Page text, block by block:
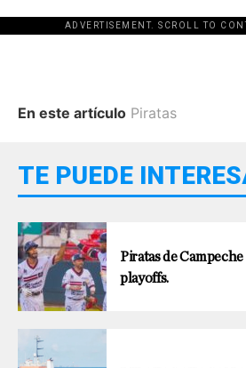
ADVERTISEMENT. SCROLL TO
En este artículo Piratas
TE PUEDE
Piratas de
playoffs.